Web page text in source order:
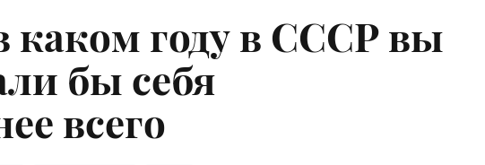
каком году в СССР вы
бы себя
всего